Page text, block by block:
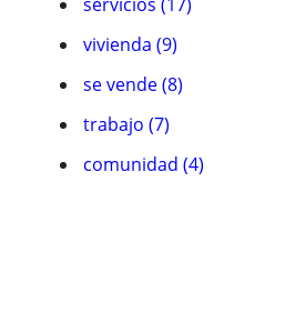
vivienda (9)
se vende (8)
trabajo (7)
comunidad (4)